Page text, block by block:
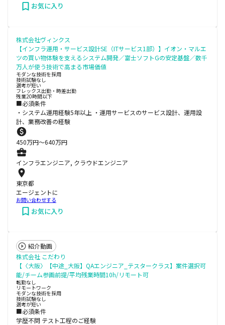
お気に入り
株式会社ヴィンクス
【インフラ運用・サービス設計SE（ITサービス1部）】イオン・マルエ
ツの買い物体験を支えるシステム開発／富士ソフトGの安定基盤／数千
万人が使う技術で高まる市場価値
モダンな技術を採用
技術試験なし
選考が短い
フレックス出勤・時差出勤
残業20時間以下
■必須条件
・システム運用経験5年以上 ・運用サービスのサービス設計、運用設
計、業務改善の経験
450万円〜640万円
インフラエンジニア, クラウドエンジニア
東京都
エージェントに
お問い合わせする
お気に入り
紹介動画
株式会社 こだわり
【〈大阪〉【中途_大阪】QAエンジニア_テスタークラス】案件選択可
能/チーム参画前提/平均残業時間10h/リモート可
転勤なし
リモートワーク
モダンな技術を採用
技術試験なし
選考が短い
■必須条件
学歴不問 テスト工程のご経験